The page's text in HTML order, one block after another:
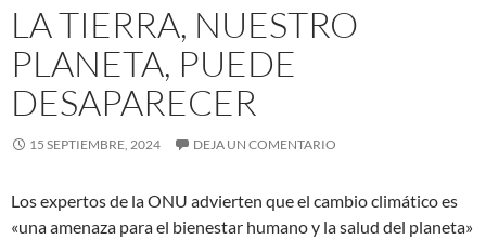
LA TIERRA, NUESTRO
PLANETA, PUEDE
DESAPARECER
15 SEPTIEMBRE, 2024 DEJA UN COMENTARIO
Los expertos de la ONU advierten que el cambio climático es
«una amenaza para el bienestar humano y la salud del planeta»